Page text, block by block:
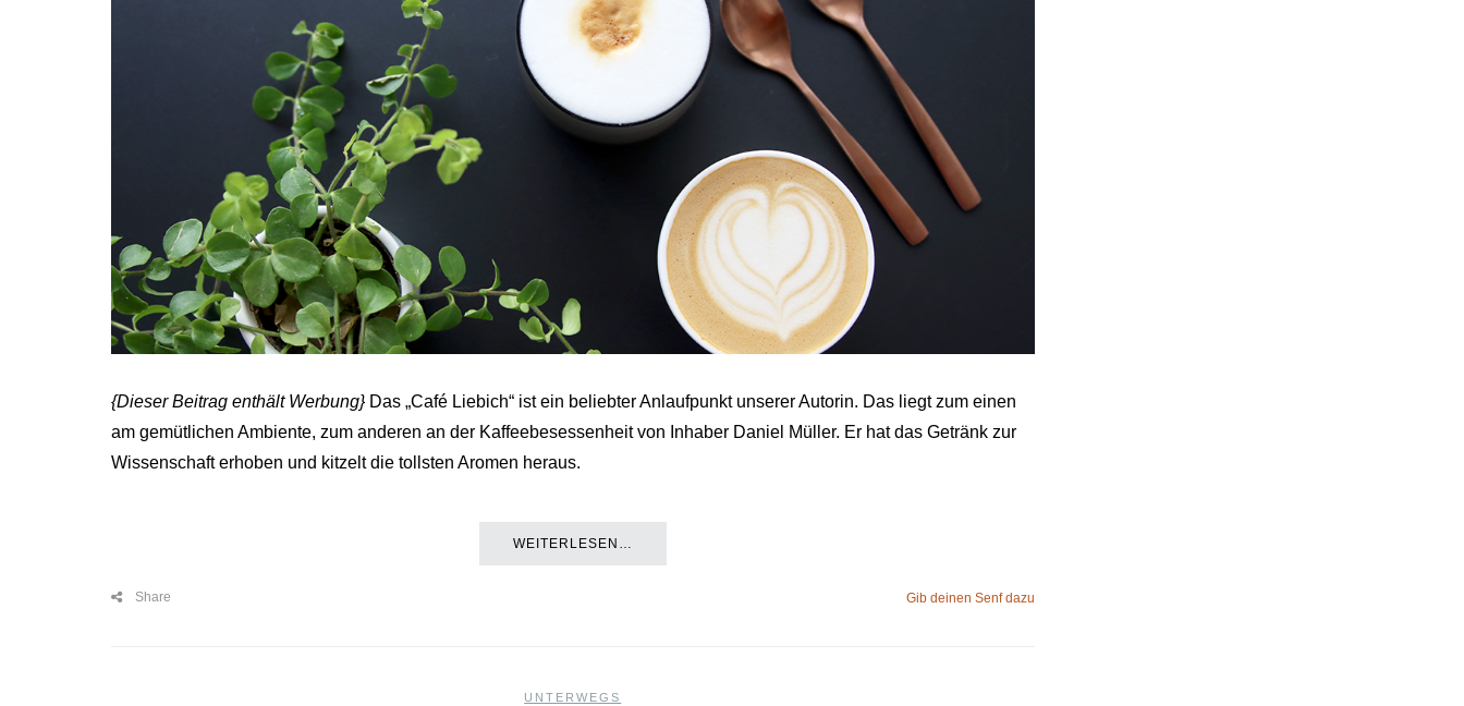
{Dieser Beitrag enthält Werbung} Das „Café Liebich“ ist ein beliebter Anlaufpunkt unserer Autorin. Das liegt zum einen
am ge­mütlichen Ambiente, zum anderen an der Kaffeebesessenheit von Inhaber Daniel Müller. Er hat das Getränk zur
Wissenschaft erhoben und kitzelt die tollsten Aromen heraus.
WEITERLESEN…
Gib deinen Senf dazu
Share
UNTERWEGS